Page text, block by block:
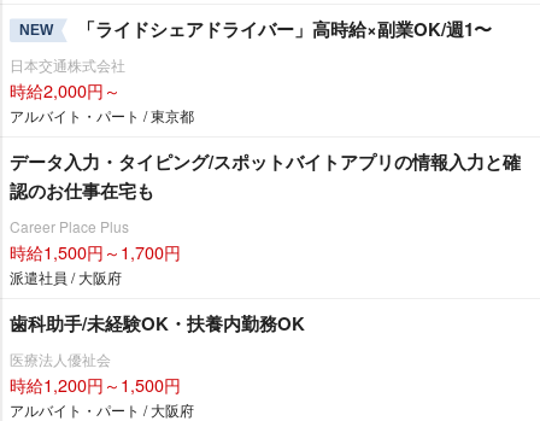
NEW 「ライドシェアドライバー」高時給×副業OK/週1〜
日本交通株式会社
時給2,000円～
アルバイト・パート / 東京都
データ入力・タイピング/スポットバイトアプリの情報入力と確
認のお仕事在宅も
Career Place Plus
時給1,500円～1,700円
派遣社員 / 大阪府
歯科助手/未経験OK・扶養内勤務OK
医療法人優祉会
時給1,200円～1,500円
アルバイト・パート / 大阪府